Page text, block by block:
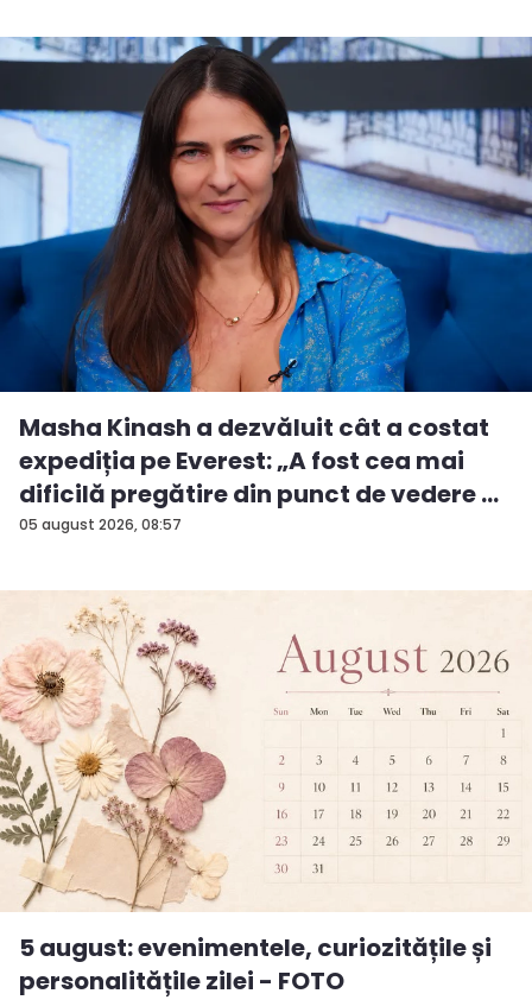
05 august 2026, 08:57
Masha Kinash a dezvăluit cât a costat
expediția pe Everest: „A fost cea mai
dificilă pregătire din punct de vedere ...
5 august: evenimentele, curiozitățile și
personalitățile zilei - FOTO